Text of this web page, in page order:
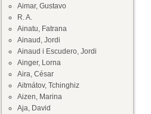
Aimar, Gustavo
R. A.
Ainatu, Fatrana
Ainaud, Jordi
Ainaud i Escudero, Jordi
Ainger, Lorna
Aira, César
Aitmátov, Tchinghiz
Aizen, Marina
Aja, David